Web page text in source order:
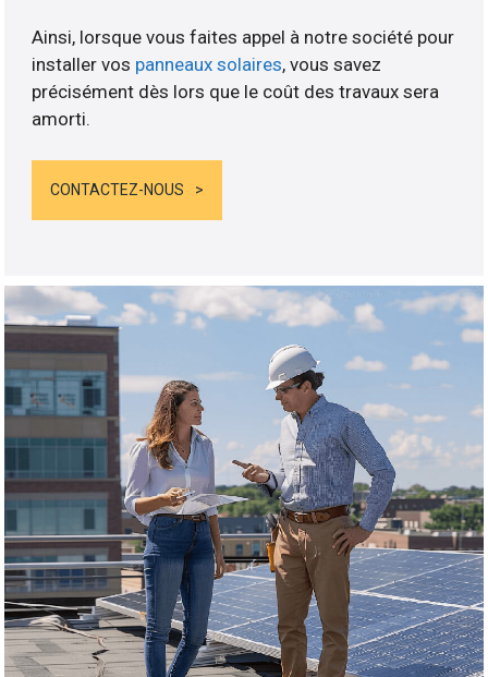
Ainsi, lorsque vous faites appel à notre société pour
installer vos panneaux solaires, vous savez
précisément dès lors que le coût des travaux sera
amorti.
CONTACTEZ-NOUS